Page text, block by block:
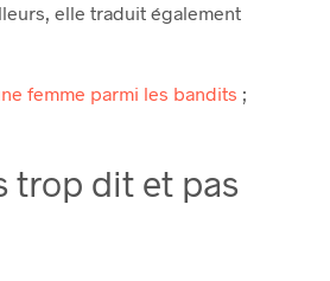
elle traduit également
femme parmi les bandits ;
trop dit et pas